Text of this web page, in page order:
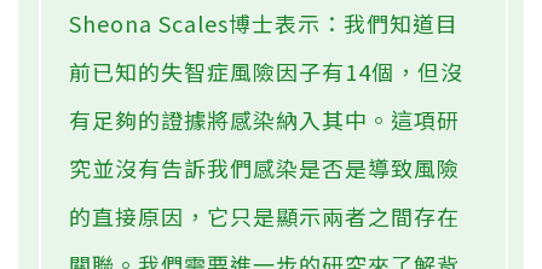
Sheona Scales博士表示：我們知道目
前已知的失智症風險因子有14個，但沒
有足夠的證據將感染納入其中。這項研
究並沒有告訴我們感染是否是導致風險
的直接原因，它只是顯示兩者之間存在